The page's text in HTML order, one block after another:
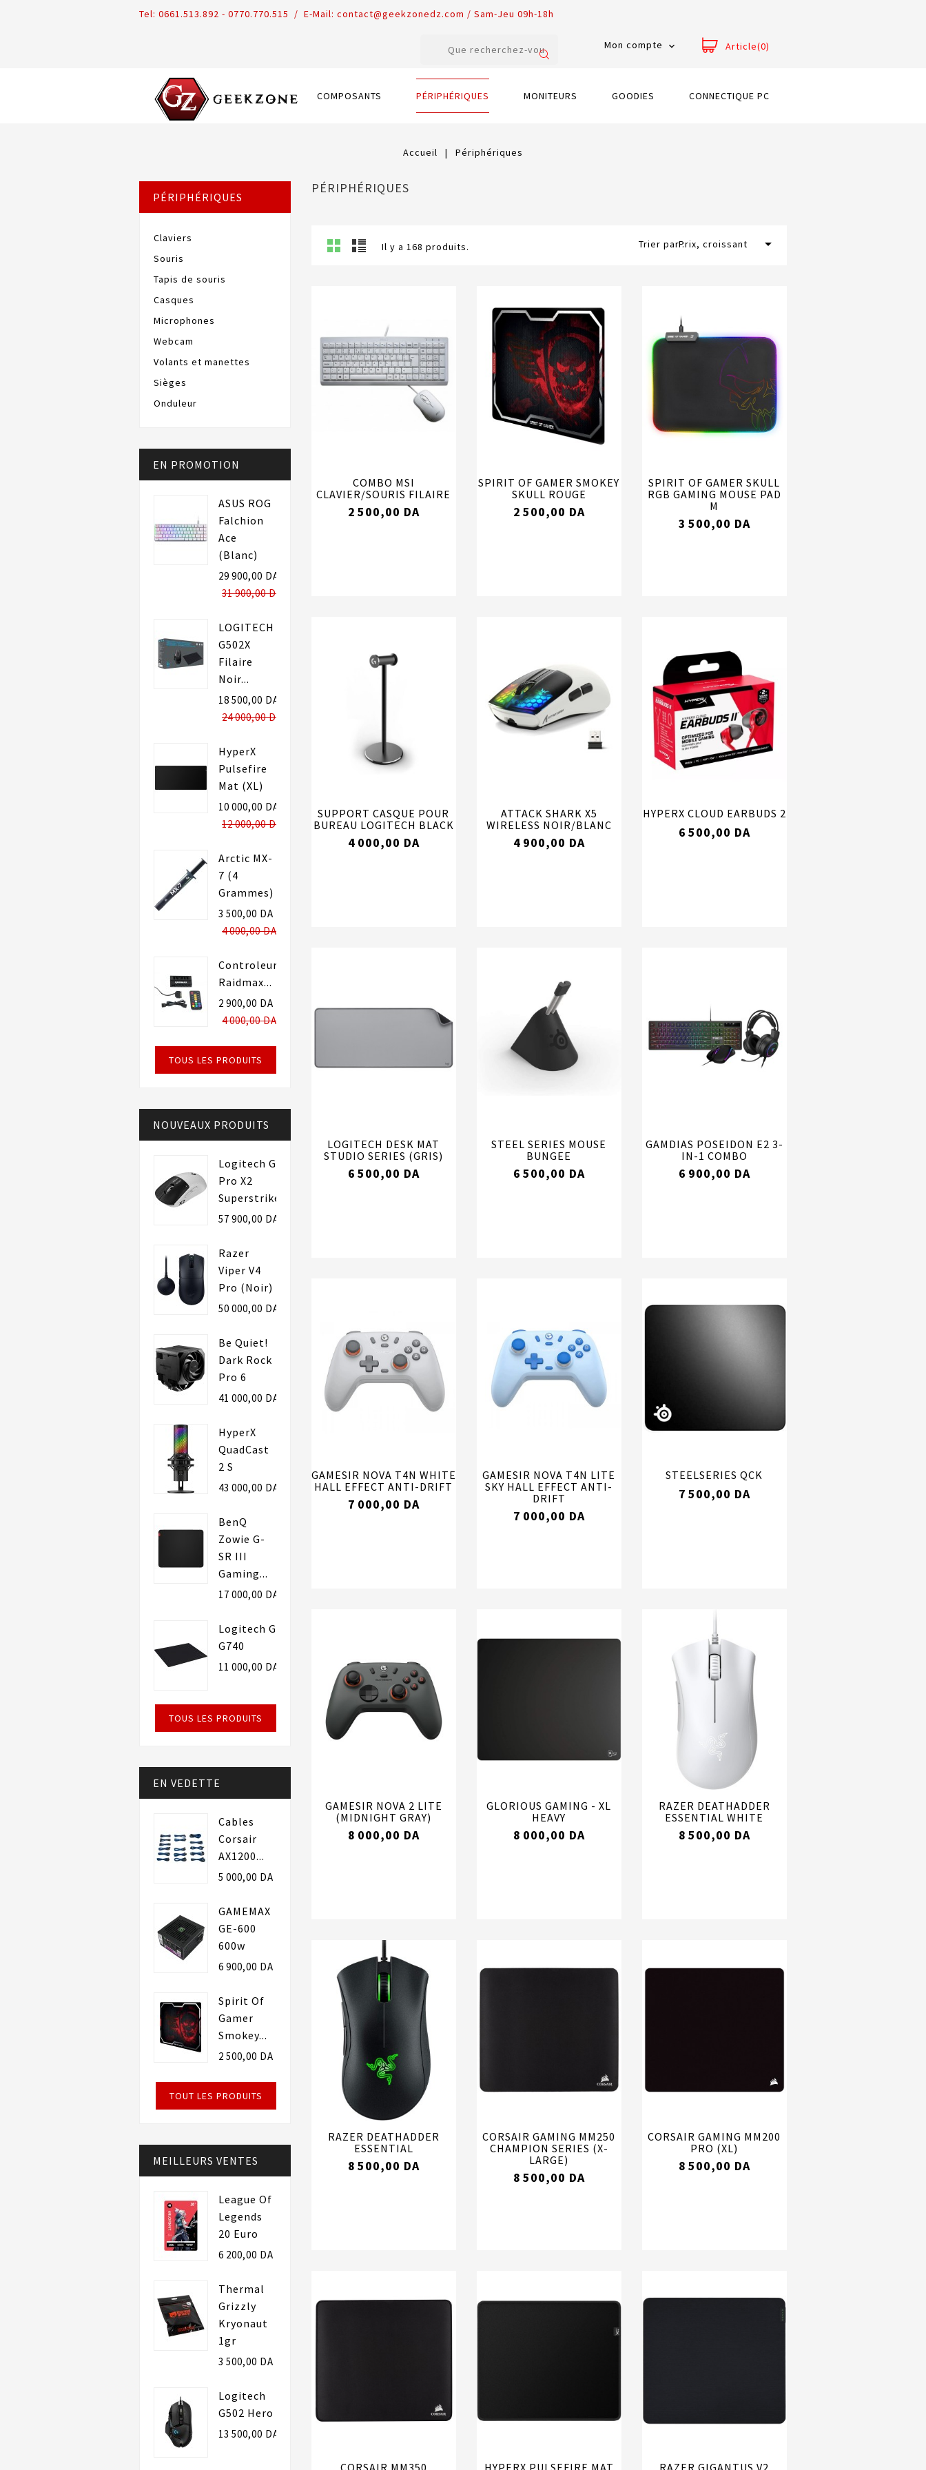
Tel: 0661.513.892 - 0770.770.515 / E-Mail: contact@geekzonedz.com / Sam-Jeu 09h-18h
Article(0)
Mon compte 
COMPOSANTS PÉRIPHÉRIQUES MONITEURS GOODIES CONNECTIQUE PC
Accueil Périphériques
PÉRIPHÉRIQUES
Claviers
Souris
Tapis de souris
Casques
Microphones
Webcam
Volants et manettes
Sièges
Onduleur
EN PROMOTION
ASUS ROG
Falchion
Ace
(Blanc)
29 900,00 DA
31 900,00 DA
LOGITECH
G502X
Filaire
Noir...
18 500,00 DA
24 000,00 DA
HyperX
Pulsefire
Mat (XL)
10 000,00 DA
12 000,00 DA
Arctic MX-
7 (4
Grammes)
3 500,00 DA
4 000,00 DA
Controleur
Raidmax...
2 900,00 DA
4 000,00 DA
TOUS LES PRODUITS
NOUVEAUX PRODUITS
Logitech G
Pro X2
Superstrike
57 900,00 DA
Razer
Viper V4
Pro (Noir)
50 000,00 DA
Be Quiet!
Dark Rock
Pro 6
41 000,00 DA
HyperX
QuadCast
2 S
43 000,00 DA
BenQ
Zowie G-
SR III
Gaming...
17 000,00 DA
Logitech G
G740
11 000,00 DA
TOUS LES PRODUITS
EN VEDETTE
Cables
Corsair
AX1200...
5 000,00 DA
GAMEMAX
GE-600
600w
6 900,00 DA
Spirit Of
Gamer
Smokey...
2 500,00 DA
TOUT LES PRODUITS
MEILLEURS VENTES
League Of
Legends
20 Euro
6 200,00 DA
Thermal
Grizzly
Kryonaut
1gr
3 500,00 DA
Logitech
G502 Hero
13 500,00 DA
PÉRIPHÉRIQUES
Il y a 168 produits. Trier par :Prix, croissant 
COMBO MSI
CLAVIER/SOURIS FILAIRE
2 500,00 DA
SPIRIT OF GAMER SMOKEY
SKULL ROUGE
2 500,00 DA
SPIRIT OF GAMER SKULL
RGB GAMING MOUSE PAD
M
3 500,00 DA
SUPPORT CASQUE POUR
BUREAU LOGITECH BLACK
4 000,00 DA
ATTACK SHARK X5
WIRELESS NOIR/BLANC
4 900,00 DA
HYPERX CLOUD EARBUDS 2
6 500,00 DA
LOGITECH DESK MAT
STUDIO SERIES (GRIS)
6 500,00 DA
STEEL SERIES MOUSE
BUNGEE
6 500,00 DA
GAMDIAS POSEIDON E2 3-
IN-1 COMBO
6 900,00 DA
GAMESIR NOVA T4N WHITE
HALL EFFECT ANTI-DRIFT
7 000,00 DA
GAMESIR NOVA T4N LITE
SKY HALL EFFECT ANTI-
DRIFT
7 000,00 DA
STEELSERIES QCK
7 500,00 DA
GAMESIR NOVA 2 LITE
(MIDNIGHT GRAY)
8 000,00 DA
GLORIOUS GAMING - XL
HEAVY
8 000,00 DA
RAZER DEATHADDER
ESSENTIAL WHITE
8 500,00 DA
RAZER DEATHADDER
ESSENTIAL
8 500,00 DA
CORSAIR GAMING MM250
CHAMPION SERIES (X-
LARGE)
8 500,00 DA
CORSAIR GAMING MM200
PRO (XL)
8 500,00 DA
CORSAIR MM350 HYPERX PULSEFIRE MAT RAZER GIGANTUS V2